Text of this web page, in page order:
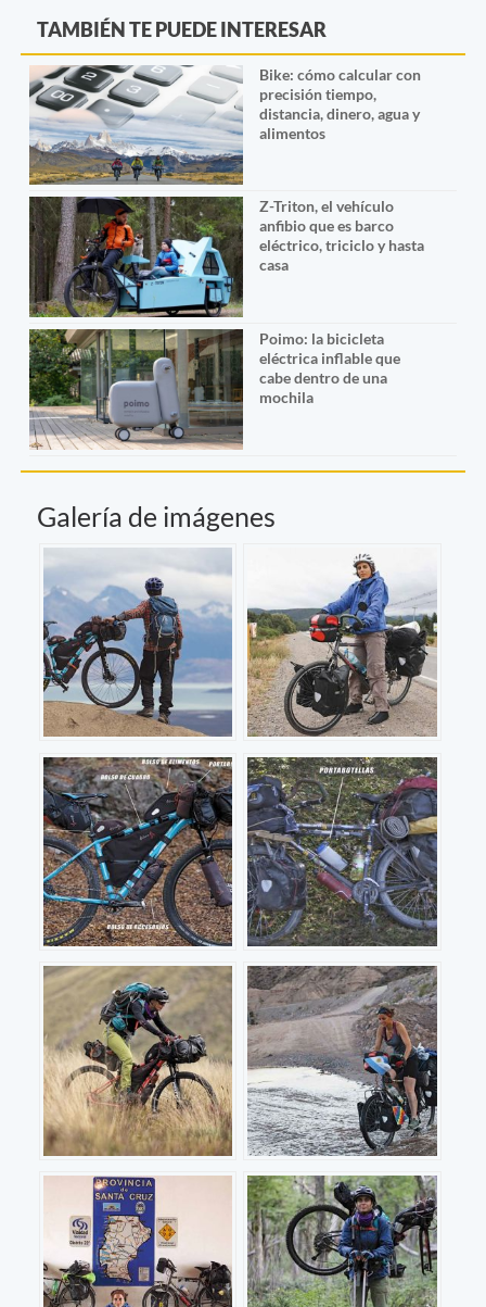
TAMBIÉN TE PUEDE INTERESAR
Bike: cómo calcular con
precisión tiempo,
distancia, dinero, agua y
alimentos
Z-Triton, el vehículo
anfibio que es barco
eléctrico, triciclo y hasta
casa
Poimo: la bicicleta
eléctrica inflable que
cabe dentro de una
mochila
Galería de imágenes